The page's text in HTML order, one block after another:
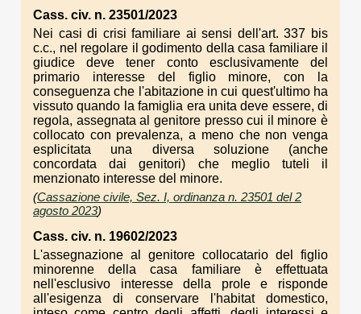
Cass. civ. n. 23501/2023
Nei casi di crisi familiare ai sensi dell'art. 337 bis
c.c., nel regolare il godimento della casa familiare il
giudice deve tener conto esclusivamente del
primario interesse del figlio minore, con la
conseguenza che l'abitazione in cui quest'ultimo ha
vissuto quando la famiglia era unita deve essere, di
regola, assegnata al genitore presso cui il minore è
collocato con prevalenza, a meno che non venga
esplicitata una diversa soluzione (anche
concordata dai genitori) che meglio tuteli il
menzionato interesse del minore.
(Cassazione civile, Sez. I, ordinanza n. 23501 del 2
agosto 2023)
Cass. civ. n. 19602/2023
L'assegnazione al genitore collocatario del figlio
minorenne della casa familiare è effettuata
nell'esclusivo interesse della prole e risponde
all'esigenza di conservare l'habitat domestico,